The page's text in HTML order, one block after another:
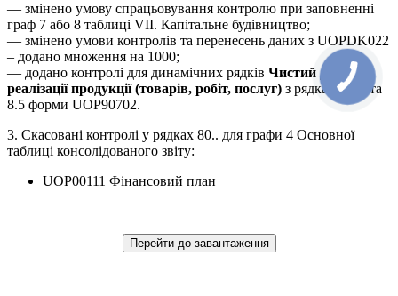
— змінено умову спрацьовування контролю при заповненні
граф 7 або 8 таблиці VІІ. Капітальне будівництво;
— змінено умови контролів та перенесень даних з UOPDK022
– додано множення на 1000;
— додано контролі для динамічних рядків Чистий дохід від
реалізації продукції (товарів, робіт, послуг) з рядками 8.3 та
8.5 форми UOP90702.
3. Скасовані контролі у рядках 80.. для графи 4 Основної
таблиці консолідованого звіту:
UOP00111 Фінансовий план
Перейти до завантаження